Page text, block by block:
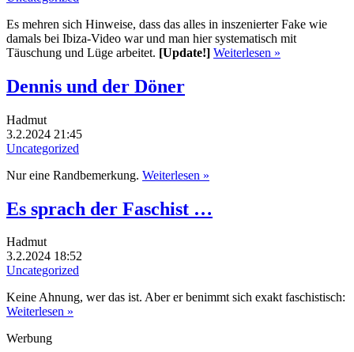
Es mehren sich Hinweise, dass das alles in inszenierter Fake wie
damals bei Ibiza-Video war und man hier systematisch mit
Täuschung und Lüge arbeitet. [Update!] Weiterlesen »
Dennis und der Döner
Hadmut
3.2.2024 21:45
Uncategorized
Nur eine Randbemerkung. Weiterlesen »
Es sprach der Faschist …
Hadmut
3.2.2024 18:52
Uncategorized
Keine Ahnung, wer das ist. Aber er benimmt sich exakt faschistisch:
Weiterlesen »
Werbung